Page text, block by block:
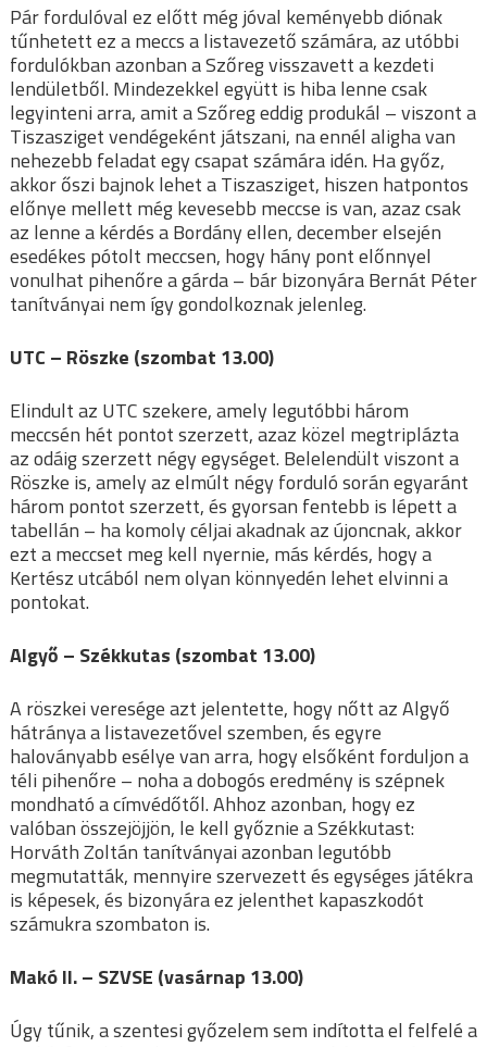
Pár fordulóval ez előtt még jóval keményebb diónak
tűnhetett ez a meccs a listavezető számára, az utóbbi
fordulókban azonban a Szőreg visszavett a kezdeti
lendületből. Mindezekkel együtt is hiba lenne csak
legyinteni arra, amit a Szőreg eddig produkál – viszont a
Tiszasziget vendégeként játszani, na ennél aligha van
nehezebb feladat egy csapat számára idén. Ha győz,
akkor őszi bajnok lehet a Tiszasziget, hiszen hatpontos
előnye mellett még kevesebb meccse is van, azaz csak
az lenne a kérdés a Bordány ellen, december elsején
esedékes pótolt meccsen, hogy hány pont előnnyel
vonulhat pihenőre a gárda – bár bizonyára Bernát Péter
tanítványai nem így gondolkoznak jelenleg.
UTC – Röszke (szombat 13.00)
Elindult az UTC szekere, amely legutóbbi három
meccsén hét pontot szerzett, azaz közel megtriplázta
az odáig szerzett négy egységet. Belelendült viszont a
Röszke is, amely az elmúlt négy forduló során egyaránt
három pontot szerzett, és gyorsan fentebb is lépett a
tabellán – ha komoly céljai akadnak az újoncnak, akkor
ezt a meccset meg kell nyernie, más kérdés, hogy a
Kertész utcából nem olyan könnyedén lehet elvinni a
pontokat.
Algyő – Székkutas (szombat 13.00)
A röszkei veresége azt jelentette, hogy nőtt az Algyő
hátránya a listavezetővel szemben, és egyre
haloványabb esélye van arra, hogy elsőként forduljon a
téli pihenőre – noha a dobogós eredmény is szépnek
mondható a címvédőtől. Ahhoz azonban, hogy ez
valóban összejöjjön, le kell győznie a Székkutast:
Horváth Zoltán tanítványai azonban legutóbb
megmutatták, mennyire szervezett és egységes játékra
is képesek, és bizonyára ez jelenthet kapaszkodót
számukra szombaton is.
Makó II. – SZVSE (vasárnap 13.00)
Úgy tűnik, a szentesi győzelem sem indította el felfelé a